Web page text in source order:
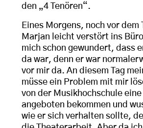
den „4 Tenören“.
Eines Morgens, noch vor dem
Marjan leicht verstört ins
mich schon gewundert, dass
da war, denn er war
vor mir da. An diesem Tag
müsse ein Problem mit mir
von der Musikhochschule
angeboten bekommen und
wie er sich verhalten sollte,